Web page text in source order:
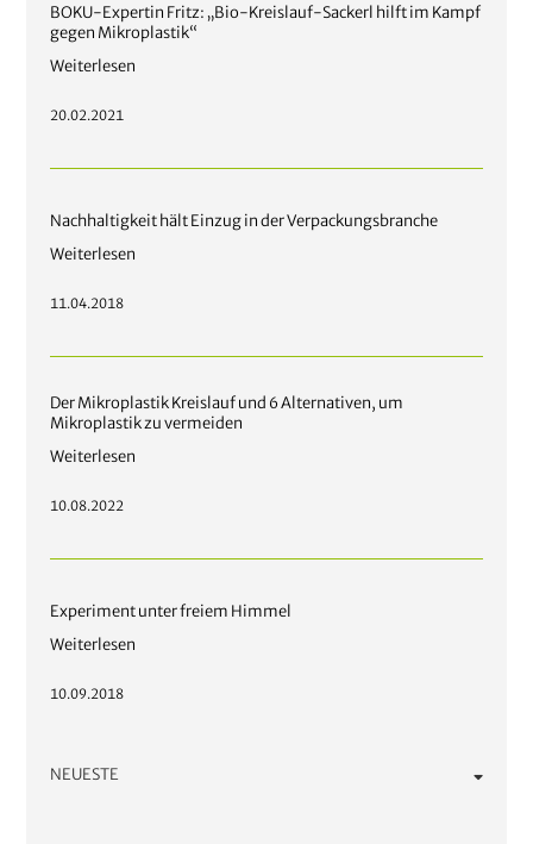
BOKU-Expertin Fritz: „Bio-Kreislauf-Sackerl hilft im Kampf
gegen Mikroplastik“
Weiterlesen
20.02.2021
Nachhaltigkeit hält Einzug in der Verpackungsbranche
Weiterlesen
11.04.2018
Der Mikroplastik Kreislauf und 6 Alternativen, um
Mikroplastik zu vermeiden
Weiterlesen
10.08.2022
Experiment unter freiem Himmel
Weiterlesen
10.09.2018
NEUESTE